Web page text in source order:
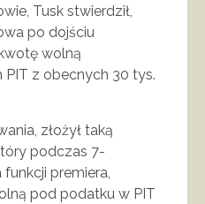
Tusk stwierdził,
po dojściu
wolną
z obecnych 30 tys.
złożył taką
podczas 7-
premiera,
pod podatku w PIT